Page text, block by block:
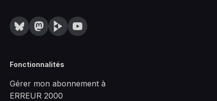
Fonctionnalités
Gérer mon abonnement à
ERREUR 2000